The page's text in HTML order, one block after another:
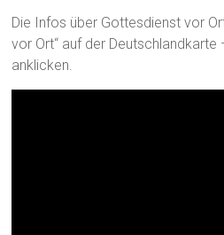
Die Infos über Gottesdienst vor
vor Ort“ auf der Deutschlandkarte
anklicken.